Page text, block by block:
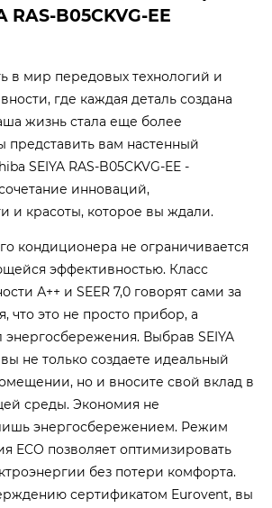
RAS-B05CKVG-EE
в мир передовых технологий и
где каждая деталь создана
жизнь стала еще более
представить вам настенный
SEIYA RAS-B05CKVG-EE -
инноваций,
и красоты, которое вы ждали.
кондиционера не ограничивается
эффективностью. Класс
А++ и SEER 7,0 говорят сами за
что это не просто прибор, а
Выбрав SEIYA
вы не только создаете идеальный
но и вносите свой вклад в
среды. Экономия не
энергосбережением. Режим
ECO позволяет оптимизировать
без потери комфорта.
сертификатом Eurovent, вы